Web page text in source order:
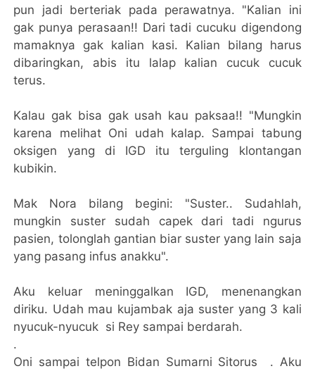
pun jadi berteriak pada perawatnya. "Kalian ini
gak punya perasaan!! Dari tadi cucuku digendong
mamaknya gak kalian kasi. Kalian bilang harus
dibaringkan, abis itu lalap kalian cucuk cucuk
terus.
Kalau gak bisa gak usah kau paksaa!! "Mungkin
karena melihat Oni udah kalap. Sampai tabung
oksigen yang di IGD itu terguling klontangan
kubikin.
Mak Nora bilang begini: "Suster.. Sudahlah,
mungkin suster sudah capek dari tadi ngurus
pasien, tolonglah gantian biar suster yang lain saja
yang pasang infus anakku".
Aku keluar meninggalkan IGD, menenangkan
diriku. Udah mau kujambak aja suster yang 3 kali
nyucuk-nyucuk si Rey sampai berdarah.
.
Oni sampai telpon Bidan Sumarni Sitorus . Aku